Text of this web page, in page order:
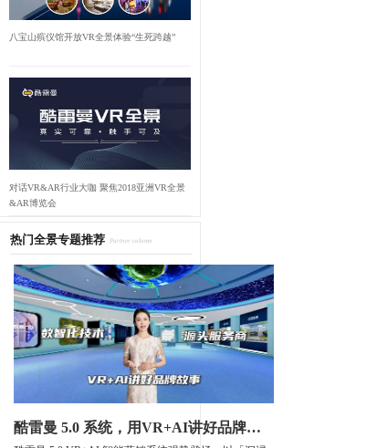
八宝山殡仪馆开放VR全景体验“生死跨越”
对话VR&AR行业大咖 聚焦2018亚洲VR全景
&AR博览会
热门全景专题推荐 Partner column
酷雷曼 5.0 系统，用VR+AI讲好品牌故事